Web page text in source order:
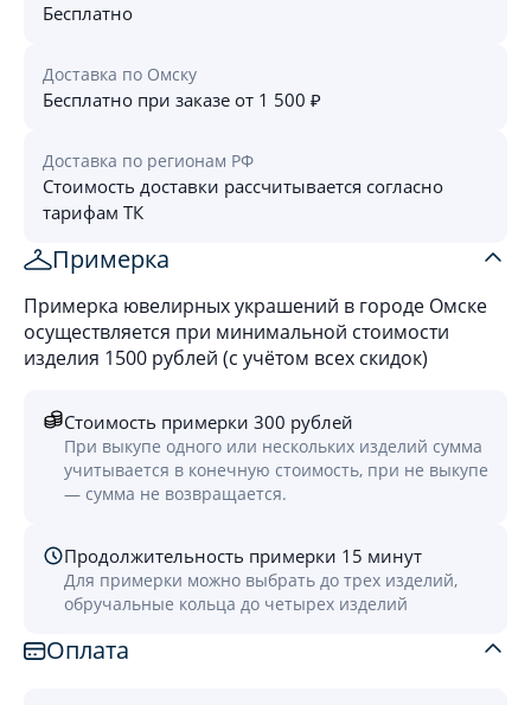
Бесплатно
Доставка по Омску
Бесплатно при заказе от 1 500 ₽
Доставка по регионам РФ
Стоимость доставки рассчитывается согласно
тарифам ТК
Примерка
Примерка ювелирных украшений в городе Омске
осуществляется при минимальной стоимости
изделия 1500 рублей (с учётом всех скидок)
Стоимость примерки 300 рублей
При выкупе одного или нескольких изделий сумма
учитывается в конечную стоимость, при не выкупе
— сумма не возвращается.
Продолжительность примерки 15 минут
Для примерки можно выбрать до трех изделий,
обручальные кольца до четырех изделий
Оплата